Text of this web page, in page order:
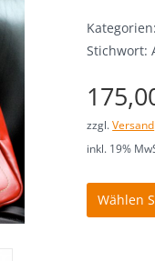
Kategorien:
Stichwort:
zzgl.Versand
inkl. 19%
Farben
außen